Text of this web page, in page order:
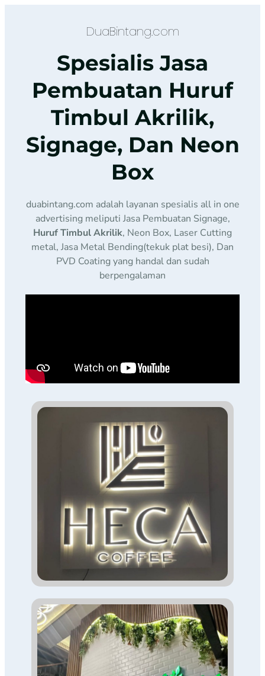
DuaBintang.com
Spesialis Jasa
Pembuatan Huruf
Timbul Akrilik,
Signage, Dan Neon
Box
duabintang.com adalah layanan spesialis all in one
advertising meliputi Jasa Pembuatan Signage,
Huruf Timbul Akrilik, Neon Box, Laser Cutting
metal, Jasa Metal Bending(tekuk plat besi), Dan
PVD Coating yang handal dan sudah
berpengalaman